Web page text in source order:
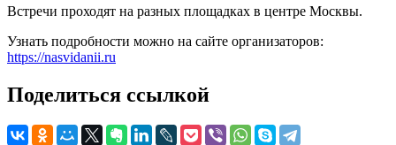
Встречи проходят на разных площадках в центре Москвы.
Узнать подробности можно на сайте организаторов:
https://nasvidanii.ru
Поделиться ссылкой